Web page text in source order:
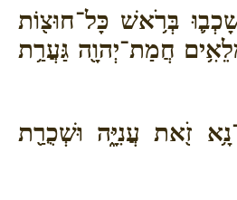
בְּרֹ֥אשׁ כָּל־חוּצ֖וֹת
חֲמַת־יְהוָ֖ה גַּעֲרַ֥ת
זֹ֖את עֲנִיָּ֑ה וּשְׁכֻרַ֖ת